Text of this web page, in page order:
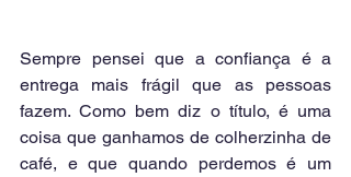
Sempre pensei que a confiança é a
entrega mais frágil que as pessoas
fazem. Como bem diz o título, é uma
coisa que ganhamos de colherzinha de
café, e que quando perdemos é um